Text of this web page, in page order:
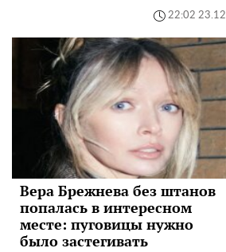
22:02 23.12
Вера Брежнева без штанов
попалась в интересном
месте: пуговицы нужно
было застегивать